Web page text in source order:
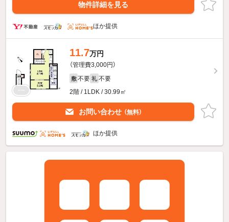
物件詳細を見る
ほか提供
11.7万円
（管理費3,000円）
敷 不要 礼 不要
2階 / 1LDK / 30.99㎡
お問い合わせ （無料）
ほか提供